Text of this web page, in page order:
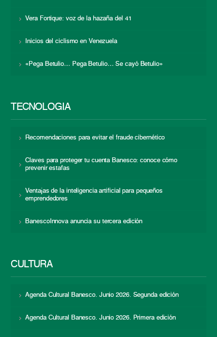
Vera Fortique: voz de la hazaña del 41
Inicios del ciclismo en Venezuela
«Pega Betulio… Pega Betulio… Se cayó Betulio»
TECNOLOGÍA
Recomendaciones para evitar el fraude cibernético
Claves para proteger tu cuenta Banesco: conoce cómo
prevenir estafas
Ventajas de la inteligencia artificial para pequeños
emprendedores
BanescoInnova anuncia su tercera edición
CULTURA
Agenda Cultural Banesco. Junio 2026. Segunda edición
Agenda Cultural Banesco. Junio 2026. Primera edición